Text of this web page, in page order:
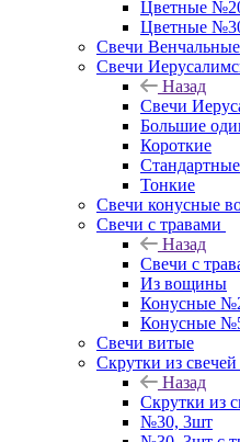
Цветные
Цветные
Свечи Венчальные
Свечи
Назад
Свечи
Большие
Короткие
Стандартные
Тонкие
Свечи конусные
Свечи с травами
Назад
Свечи с
Из вощины
Конусные
Конусные
Свечи витые
Скрутки из свечей
Назад
Скрутки из
№30, 3шт